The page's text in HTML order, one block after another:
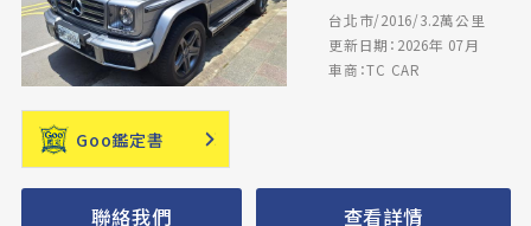
台北市/2016/3.2萬公里
更新日期：2026年 07月
車商：TC CAR
Goo鑑定書
聯絡我們 查看詳情